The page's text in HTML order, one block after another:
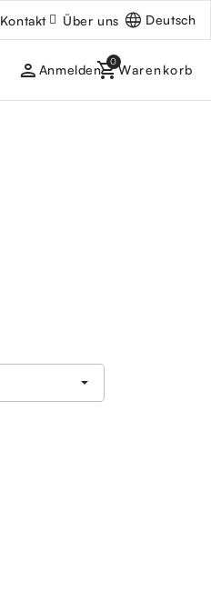
Kontakt Über uns Deutsch
person Anmelden
